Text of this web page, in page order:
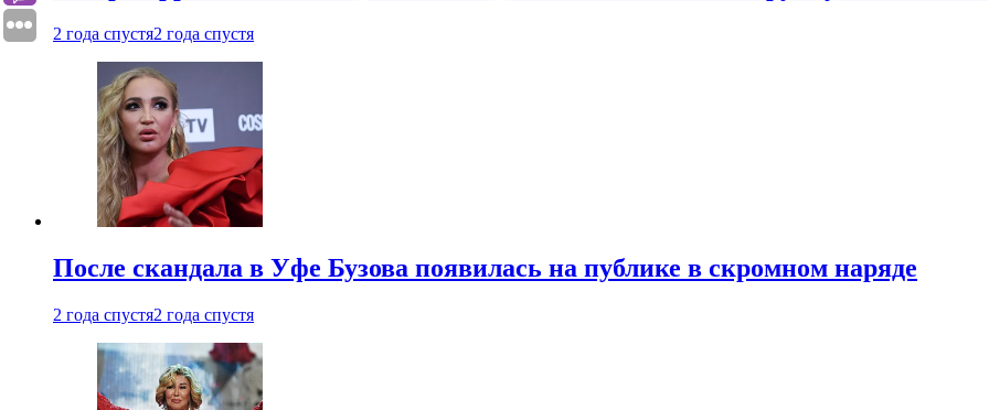
2 года спустя2 года спустя
После скандала в Уфе Бузова появилась на публике в скромном наряде
2 года спустя2 года спустя